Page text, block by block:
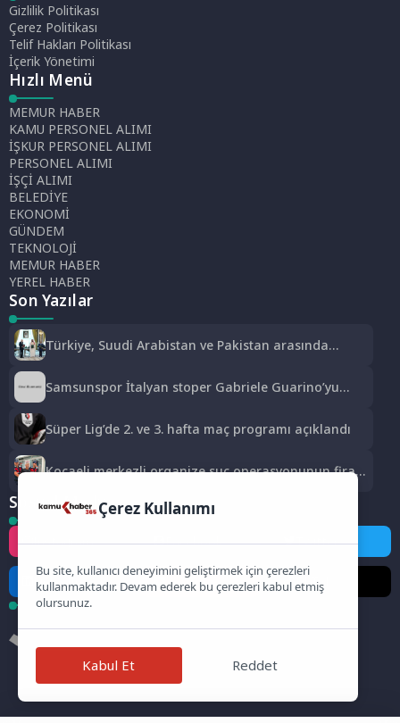
Gizlilik Politikası
Çerez Politikası
Telif Hakları Politikası
İçerik Yönetimi
Hızlı Menü
MEMUR HABER
KAMU PERSONEL ALIMI
İŞKUR PERSONEL ALIMI
PERSONEL ALIMI
İŞÇİ ALIMI
BELEDİYE
EKONOMİ
GÜNDEM
TEKNOLOJİ
MEMUR HABER
YEREL HABER
Son Yazılar
Türkiye, Suudi Arabistan ve Pakistan arasında
Samsunspor İtalyan stoper Gabriele Guarino’yu
Süper Lig’de 2. ve 3. hafta maç programı açıklandı
Kocaeli merkezli organize suç operasyonunun firari
Sosyal Medya
Instagram Facebook Twitter
LinkedIn YouTube TikTok
Çerez Kullanımı
Bu site, kullanıcı deneyimini geliştirmek için çerezleri
kullanmaktadır. Devam ederek bu çerezleri kabul etmiş
olursunuz.
Kabul Et Reddet